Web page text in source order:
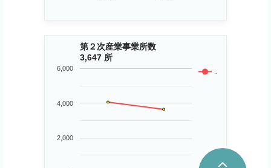
第２次産業事業所数
3,647 所
..
2,000
4,000
6,000